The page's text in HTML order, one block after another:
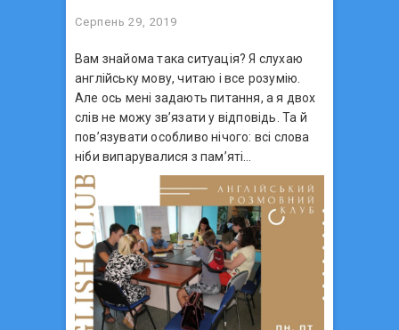
Серпень 29, 2019
Вам знайома така ситуація? Я слухаю
англійську мову, читаю і все розумію.
Але ось мені задають питання, а я двох
слів не можу зв’язати у відповідь. Та й
пов’язувати особливо нічого: всі слова
ніби випарувалися з пам’яті…